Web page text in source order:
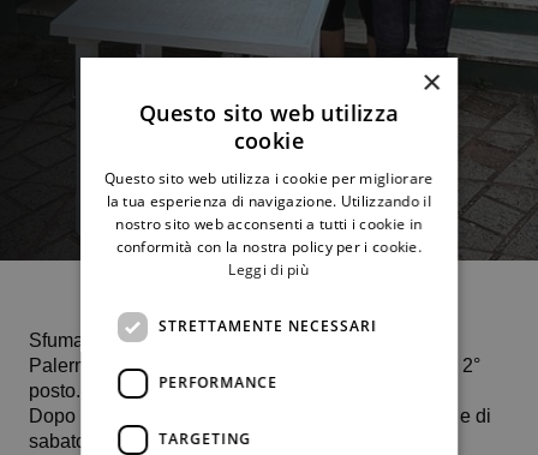
Sfuma il titolo per la formazione Ladies 70 del Ct
Palermo che a Roseto degli Abruzzi si classifica al 2°
posto.
Dopo i successi di venerdì contro Tc Nave Brescia e di
sabato contro la compagine di casa, quest’oggi è
×
Questo sito web utilizza
cookie
Questo sito web utilizza i cookie per migliorare
la tua esperienza di navigazione. Utilizzando il
nostro sito web acconsenti a tutti i cookie in
conformità con la nostra policy per i cookie.
Leggi di più
STRETTAMENTE NECESSARI
PERFORMANCE
TARGETING